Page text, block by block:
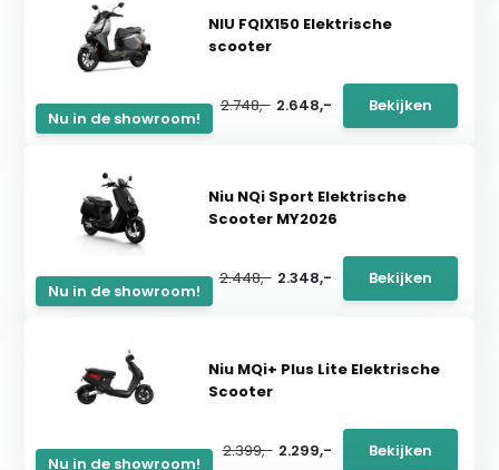
Nu in de showroom!
NIU FQIX150 Elektrische
scooter
2.748,- 2.648,- Bekijken
Nu in de showroom!
Niu NQi Sport Elektrische
Scooter MY2026
2.448,- 2.348,- Bekijken
Nu in de showroom!
Niu MQi+ Plus Lite Elektrische
Scooter
2.399,- 2.299,- Bekijken